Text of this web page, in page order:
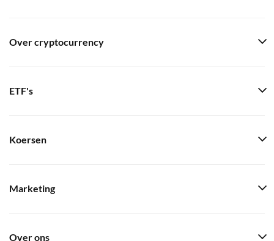
Over cryptocurrency
ETF's
Koersen
Marketing
Over ons